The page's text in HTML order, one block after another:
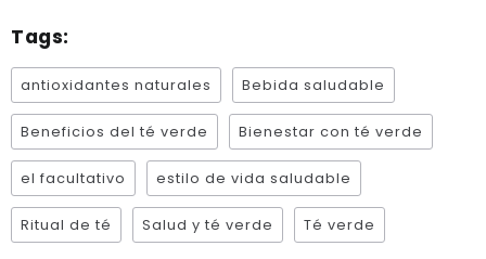
Tags:
antioxidantes naturales Bebida saludable
Beneficios del té verde Bienestar con té verde
el facultativo estilo de vida saludable
Ritual de té Salud y té verde Té verde